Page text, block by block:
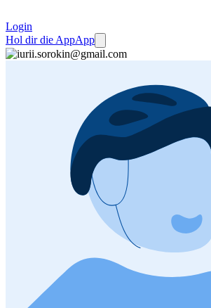
Login
Hol dir die AppApp